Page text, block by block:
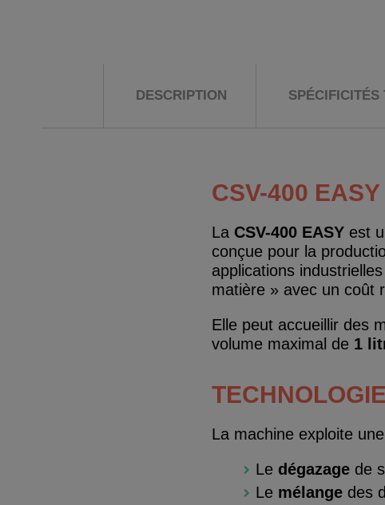
DESCRIPTION SPÉCIFICITÉS
CSV-400 EASY
La CSV-400 EASYest
conçue pour la
applications
matière » avec un coût
Elle peut accueillir des
volume maximal de 1
La machine exploite
Le dégazagede
Le mélangedes